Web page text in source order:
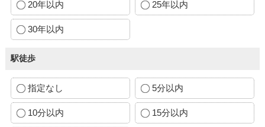
20年以内 25年以内
30年以内
駅徒歩
指定なし 5分以内
10分以内 15分以内